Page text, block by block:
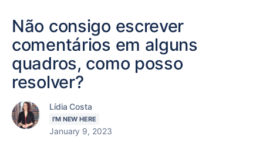
Não consigo escrever
comentários em alguns
quadros, como posso
resolver?
Lídia Costa
I'M NEW HERE
January 9, 2023